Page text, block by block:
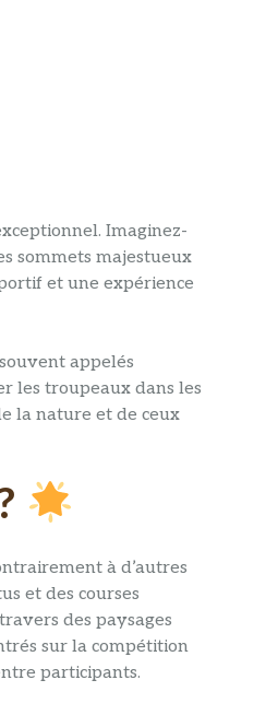
Imaginez-
sommets majestueux
et une expérience
appelés
les troupeaux dans les
la nature et de ceux
à d’autres
et des courses
des paysages
sur la compétition
participants.